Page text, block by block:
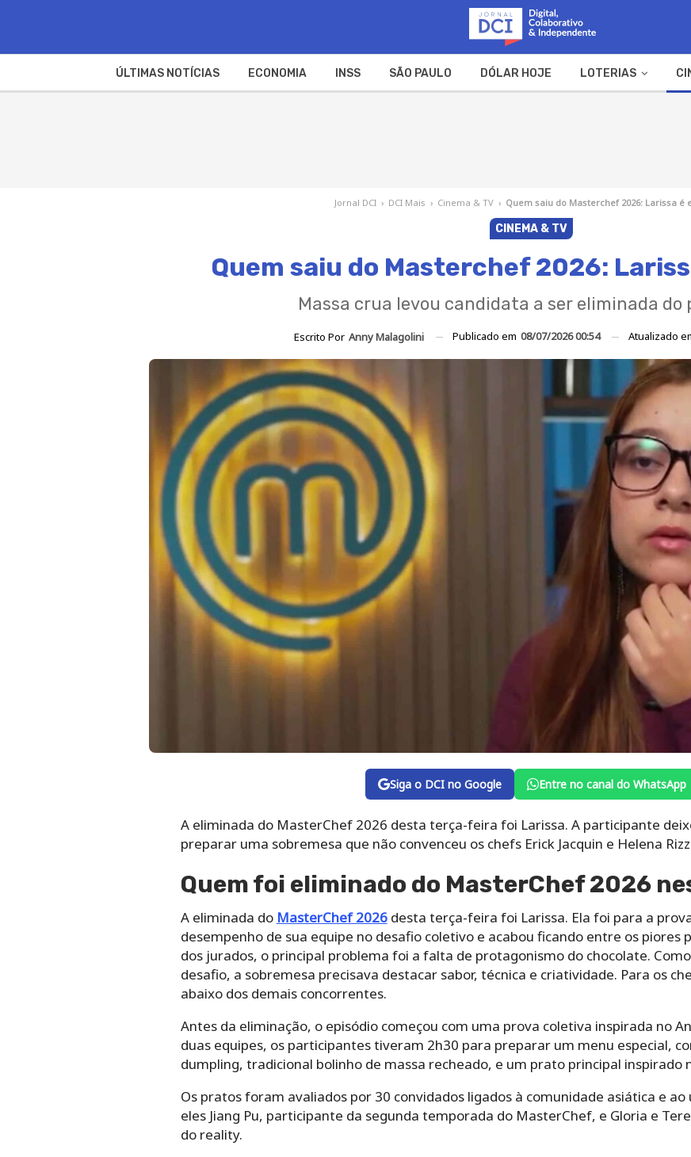
ÚLTIMAS NOTÍCIAS ECONOMIA INSS SÃO PAULO DÓLAR HOJE LOTERIAS
Jornal DCI › DCI Mais › Cinema & TV › Quem saiu do Masterchef 2026: Larissa é
CINEMA & TV
Quem saiu do Masterchef 2026:
Massa crua levou candidata a ser eliminada do
Escrito Por Anny Malagolini Publicado em 08/07/2026 00:54 Atualizado
Siga o DCI no Google Entre no canal do WhatsApp
A eliminada do MasterChef 2026 desta terça-feira foi Larissa. A participante
preparar uma sobremesa que não convenceu os chefs Erick Jacquin e Helena
Quem foi eliminado do MasterChef 2026
A eliminada do MasterChef 2026desta terça-feira foi Larissa. Ela foi para a
desempenho de sua equipe no desafio coletivo e acabou ficando entre os piores
dos jurados, o principal problema foi a falta de protagonismo do chocolate.
desafio, a sobremesa precisava destacar sabor, técnica e criatividade. Para os
abaixo dos demais concorrentes.
Antes da eliminação, o episódio começou com uma prova coletiva inspirada no
duas equipes, os participantes tiveram 2h30 para preparar um menu especial,
dumpling, tradicional bolinho de massa recheado, e um prato principal inspirado
Os pratos foram avaliados por 30 convidados ligados à comunidade asiática e
eles Jiang Pu, participante da segunda temporada do MasterChef, e Gloria e
do reality.